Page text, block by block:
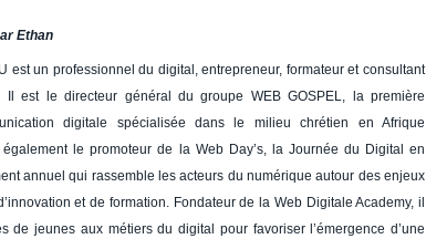
Ethan
est un professionnel du digital, entrepreneur, formateur et consultant
Il est le directeur général du groupe WEB GOSPEL, la première
digitale spécialisée dans le milieu chrétien en Afrique
le promoteur de la Web Day’s, la Journée du Digital en
annuel qui rassemble les acteurs du numérique autour des enjeux
et de formation. Fondateur de la Web Digitale Academy, il
de jeunes aux métiers du digital pour favoriser l’émergence d’une